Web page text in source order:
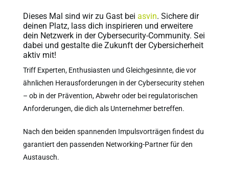
Dieses Mal sind wir zu Gast bei asvin. Sichere dir
deinen Platz, lass dich inspirieren und erweitere
dein Netzwerk in der Cybersecurity-Community. Sei
dabei und gestalte die Zukunft der Cybersicherheit
aktiv mit!
Triff Experten, Enthusiasten und Gleichgesinnte, die vor
ähnlichen Herausforderungen in der Cybersecurity stehen
– ob in der Prävention, Abwehr oder bei regulatorischen
Anforderungen, die dich als Unternehmer betreffen.
Nach den beiden spannenden Impulsvorträgen findest du
garantiert den passenden Networking-Partner für den
Austausch.